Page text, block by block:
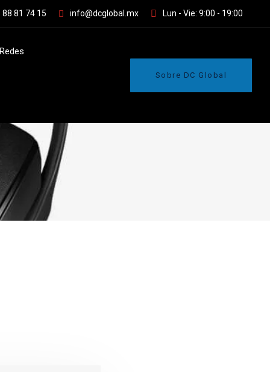
88 81 74 15 info@dcglobal.mx Lun - Vie: 9:00 - 19:00
Redes
Sobre DC Global